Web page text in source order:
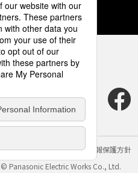
クッキーポリシー
個人情報保護方針
© Panasonic Electric Works Co., Ltd.